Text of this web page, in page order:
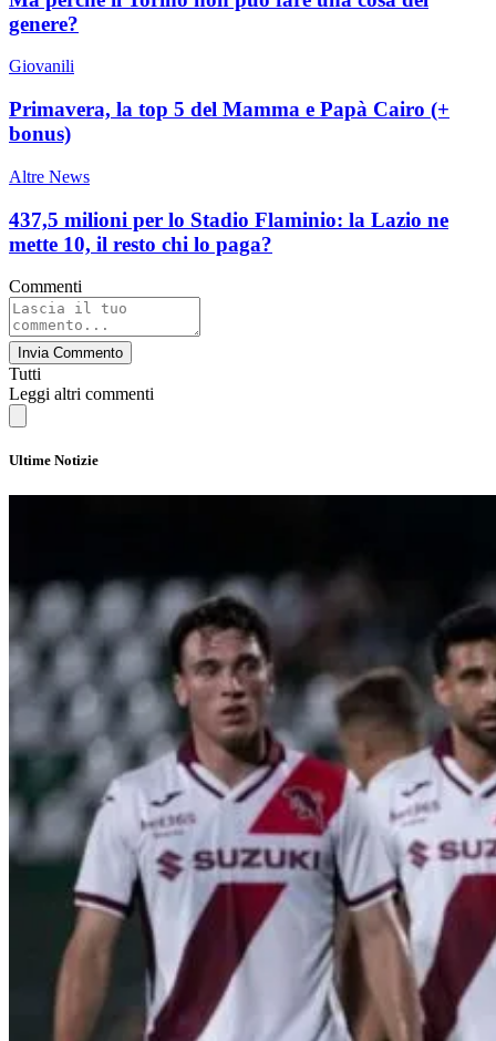
genere?
Giovanili
Primavera, la top 5 del Mamma e Papà Cairo (+
bonus)
Altre News
437,5 milioni per lo Stadio Flaminio: la Lazio ne
mette 10, il resto chi lo paga?
Commenti
Invia Commento
Tutti
Leggi altri commenti
Ultime Notizie